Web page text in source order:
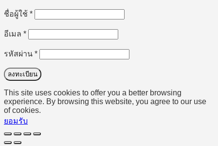
ชื่อผู้ใช้ *ต้องการ
อีเมล *ต้องการ
รหัสผ่าน *ต้องการ
ลงทะเบียน
This site uses cookies to offer you a better browsing
experience. By browsing this website, you agree to our use
of cookies.
ยอมรับ